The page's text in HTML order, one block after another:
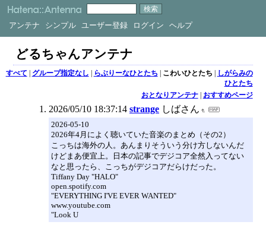
アンテナ シンプル ユーザー登録 ログイン ヘルプ
どるちゃんアンテナ
すべて | グループ指定なし | らぶりーなひとたち | こわいひとたち | しがらみの
ひとたち
おとなりアンテナ| おすすめページ
2026/05/10 18:37:14 strange しばさん
2026-05-10
2026年4月によく聴いていた音楽のまとめ（その2）
こっちは海外の人。あんまりそういう分け方しないんだ
けどまあ便宜上。日本の記事でデジコア全然入ってない
なと思ったら、こっちがデジコアだらけだった。
Tiffany Day "HALO"
open.spotify.com
"EVERYTHING I'VE EVER WANTED"
www.youtube.com
"Look U